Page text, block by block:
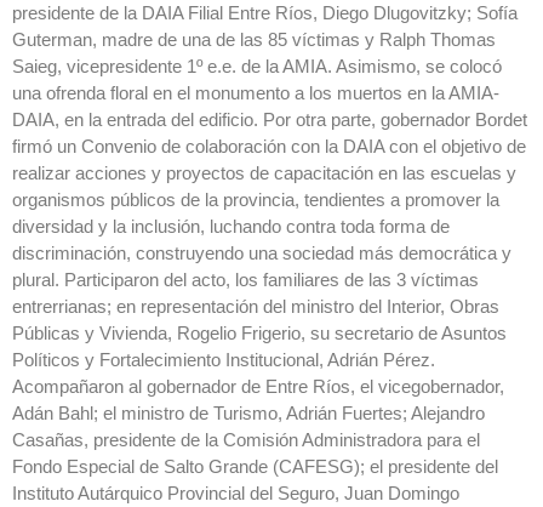
presidente de la DAIA Filial Entre Ríos, Diego Dlugovitzky; Sofía
Guterman, madre de una de las 85 víctimas y Ralph Thomas
Saieg, vicepresidente 1º e.e. de la AMIA. Asimismo, se colocó
una ofrenda floral en el monumento a los muertos en la AMIA-
DAIA, en la entrada del edificio. Por otra parte, gobernador Bordet
firmó un Convenio de colaboración con la DAIA con el objetivo de
realizar acciones y proyectos de capacitación en las escuelas y
organismos públicos de la provincia, tendientes a promover la
diversidad y la inclusión, luchando contra toda forma de
discriminación, construyendo una sociedad más democrática y
plural. Participaron del acto, los familiares de las 3 víctimas
entrerrianas; en representación del ministro del Interior, Obras
Públicas y Vivienda, Rogelio Frigerio, su secretario de Asuntos
Políticos y Fortalecimiento Institucional, Adrián Pérez.
Acompañaron al gobernador de Entre Ríos, el vicegobernador,
Adán Bahl; el ministro de Turismo, Adrián Fuertes; Alejandro
Casañas, presidente de la Comisión Administradora para el
Fondo Especial de Salto Grande (CAFESG); el presidente del
Instituto Autárquico Provincial del Seguro, Juan Domingo